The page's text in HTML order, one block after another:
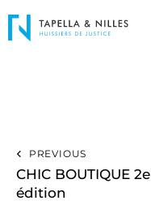
PREVIOUS
CHIC BOUTIQUE 2e
édition